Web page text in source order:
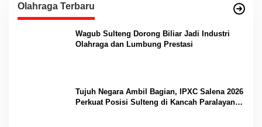
Olahraga Terbaru
Wagub Sulteng Dorong Biliar Jadi Industri
Olahraga dan Lumbung Prestasi
Tujuh Negara Ambil Bagian, IPXC Salena 2026
Perkuat Posisi Sulteng di Kancah Paralayang